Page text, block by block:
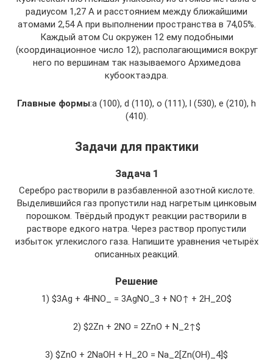
радиусом 1,27 А и расстоянием между ближайшими
атомами 2,54 А при выполнении пространства в 74,05%.
Каждый атом Cu окружен 12 ему подобными
(координационное число 12), располагающимися вокруг
него по вершинам так называемого Архимедова
кубооктаэдра.
Главные формы:а (100), d (110), о (111), l (530), е (210), h
(410).
Задачи для практики
Задача 1
Серебро растворили в разбавленной азотной кислоте.
Выделившийся газ пропустили над нагретым цинковым
порошком. Твёрдый продукт реакции растворили в
растворе едкого натра. Через раствор пропустили
избыток углекислого газа. Напишите уравнения четырёх
описанных реакций.
Решение
1) $3Ag + 4HNO_ = 3AgNO_3 + NO↑ + 2H_2O$
2) $2Zn + 2NO = 2ZnO + N_2↑$
3) $ZnO + 2NaOH + H_2O = Na_2[Zn(OH)_4]$